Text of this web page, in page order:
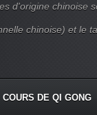
d'origine chinoise
chinoise) et le
COURS DE QI GONG